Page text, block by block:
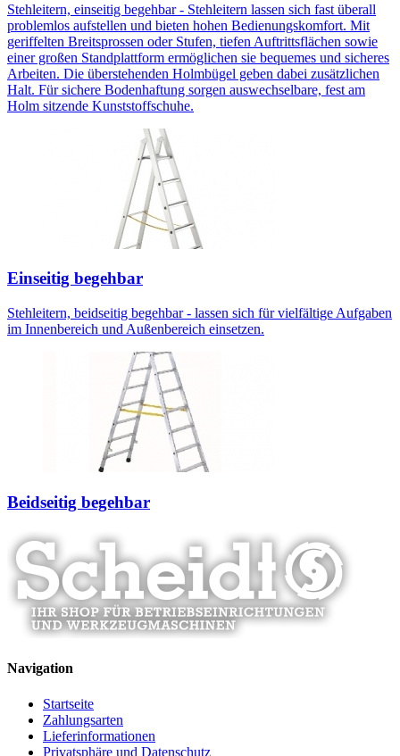
Stehleitern, einseitig begehbar - Stehleitern lassen sich fast überall
problemlos aufstellen und bieten hohen Bedienungskomfort. Mit
geriffelten Breitsprossen oder Stufen, tiefen Auftrittsflächen sowie
einer großen Standplattform ermöglichen sie bequemes und sicheres
Arbeiten. Die überstehenden Holmbügel geben dabei zusätzlichen
Halt. Für sichere Bodenhaftung sorgen auswechselbare, fest am
Holm sitzende Kunststoffschuhe.
Einseitig begehbar
Stehleitern, beidseitig begehbar - lassen sich für vielfältige Aufgaben
im Innenbereich und Außenbereich einsetzen.
Beidseitig begehbar
Navigation
Startseite
Zahlungsarten
Lieferinformationen
Privatsphäre und Datenschutz